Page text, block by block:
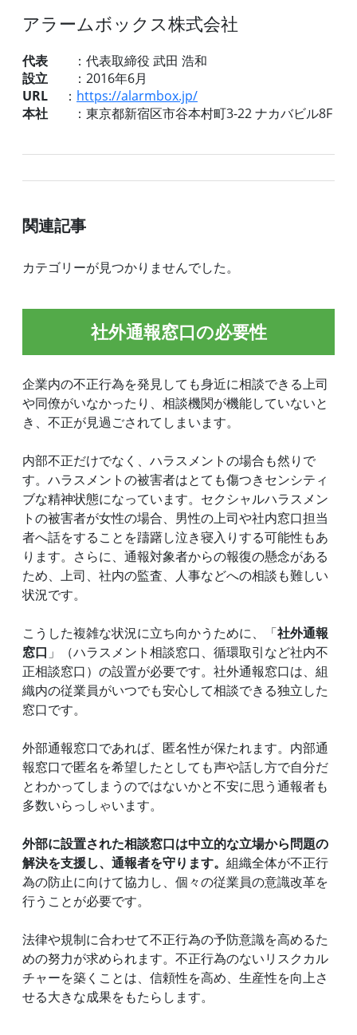
アラームボックス株式会社
代表 ：代表取締役 武田 浩和
設立 ：2016年6月
URL ： https://alarmbox.jp/
本社 ：東京都新宿区市谷本村町3-22 ナカバビル8F
関連記事
カテゴリーが見つかりませんでした。
社外通報窓口の必要性
企業内の不正行為を発見しても身近に相談できる上司
や同僚がいなかったり、相談機関が機能していないと
き、不正が見過ごされてしまいます。
内部不正だけでなく、ハラスメントの場合も然りで
す。ハラスメントの被害者はとても傷つきセンシティ
ブな精神状態になっています。セクシャルハラスメン
トの被害者が女性の場合、男性の上司や社内窓口担当
者へ話をすることを躊躇し泣き寝入りする可能性もあ
ります。さらに、通報対象者からの報復の懸念がある
ため、上司、社内の監査、人事などへの相談も難しい
状況です。
こうした複雑な状況に立ち向かうために、「社外通報
窓口 」（ハラスメント相談窓口、循環取引など社内不
正相談窓口）の設置が必要です。社外通報窓口は、組
織内の従業員がいつでも安心して相談できる独立した
窓口です。
外部通報窓口であれば、匿名性が保たれます。内部通
報窓口で匿名を希望したとしても声や話し方で自分だ
とわかってしまうのではないかと不安に思う通報者も
多数いらっしゃいます。
外部に設置された相談窓口は中立的な立場から問題の
解決を支援し、通報者を守ります。 組織全体が不正行
為の防止に向けて協力し、個々の従業員の意識改革を
行うことが必要です。
法律や規制に合わせて不正行為の予防意識を高めるた
めの努力が求められます。不正行為のないリスクカル
チャーを築くことは、信頼性を高め、生産性を向上さ
せる大きな成果をもたらします。